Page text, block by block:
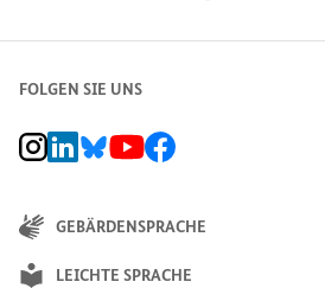
FOLGEN SIE UNS
BMZ Instagram-Kanal, Externer Link
BMZ LinkedIn Unternehmensseite,
BMZ Bluesky-Seite, Externer Link
BMZ Youtube-Kanal, Externer
BMZ Facebook-Seite,
GEBÄRDENSPRACHE
LEICHTE SPRACHE